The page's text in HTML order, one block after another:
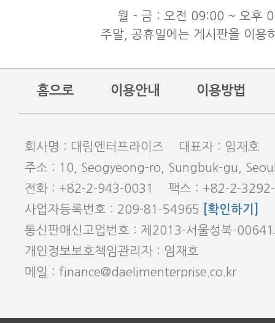
동해물과 백두산이 마르고
월 - 금 : 오전 09:00 ~ 오후
주말, 공휴일에는 게시판을 이용
홈으로 이용안내 이용방법
회사명 : 대림엔터프라이즈 대표자 : 임재호
주소 : 10, Seogyeong-ro, Sungbuk-gu,
전화 : +82-2-943-0031 팩스 : +82-2-
사업자등록번호 : 209-81-54965
[확인하기]
통신판매신고업번호 : 제2013-서울성북-
개인정보보호책임관리자 : 임재호
메일 : finance@daelimenterprise.co.kr